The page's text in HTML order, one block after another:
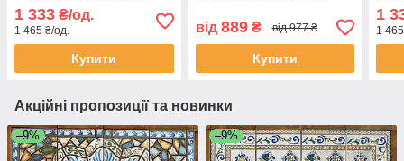
150x310 мм
1 333 ₴/од.
1 465 ₴/од.
Купити
мм
від 889₴ від 977 ₴
Купити
1
1
Акційні пропозиції та новинки
–9% –9%